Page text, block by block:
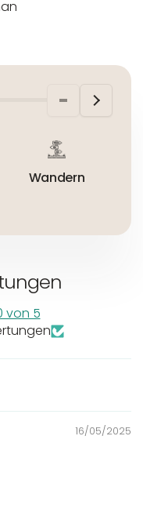
verantwortlicher
Wandern
von 5
16/05/2025